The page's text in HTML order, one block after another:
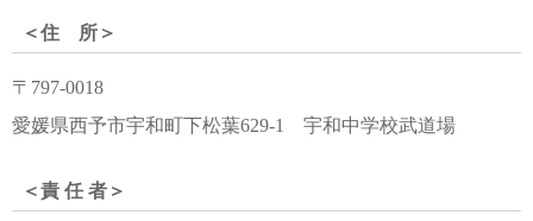
＜住 所＞
〒797-0018
愛媛県西予市宇和町下松葉629-1 宇和中学校武道場
＜責 任 者＞